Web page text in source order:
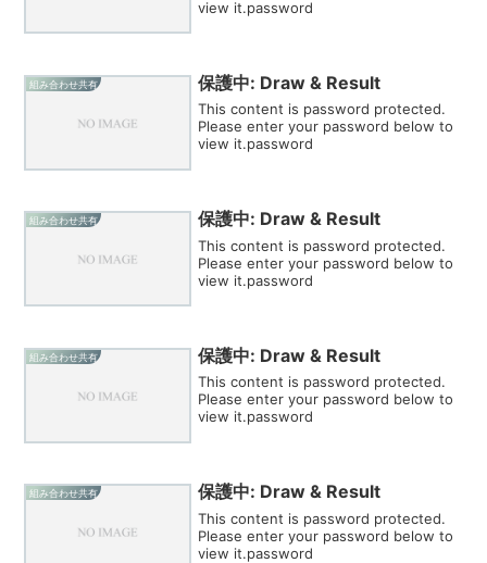
view it.password
組み合わせ共有 保護中: Draw & Result
This content is password protected.
Please enter your password below to
view it.password
組み合わせ共有 保護中: Draw & Result
This content is password protected.
Please enter your password below to
view it.password
組み合わせ共有 保護中: Draw & Result
This content is password protected.
Please enter your password below to
view it.password
組み合わせ共有 保護中: Draw & Result
This content is password protected.
Please enter your password below to
view it.password